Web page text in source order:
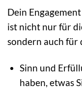
Dein
ist nicht nur für
sondern auch für
Sinn und
haben, etwas